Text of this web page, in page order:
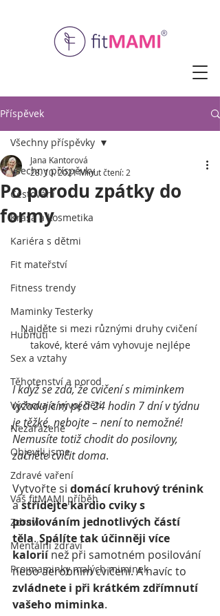
Příspěvek
Všechny příspěvky
Cestování
Krása a kosmetika
Kariéra s dětmi
Fit mateřství
Fitness trendy
Maminky Testerky
Hubnutí
Sex a vztahy
Těhotenství a porod
Výchova a vývoj dětí
Nezařazené
Objevili jsme
Zdravé vaření
Váš fitMAMI příběh
Zdraví
Mentální zdraví
Pro maminky malých miminek
Všechny příspěvky
Po porodu zpátky do
formy
Jana Kantorová
28. 10. 2021Minut čtení: 2
Najděte si mezi různými druhy cvičení
takové, které vám vyhovuje nejlépe
I když se zdá, že cvičení s miminkem
vyžadujícím péči 24 hodin 7 dní v týdnu
je těžké, nebojte – není to nemožné!
Nemusíte totiž chodit do posilovny,
začněte cvičit doma.
Vytvořte si domácí kruhový trénink
a střídejte kardio cviky s
posilováním jednotlivých částí
těla. Spálíte tak účinněji více
kalorií než při samotném posilování
nebo aerobním cvičení. A navíc to
zvládnete i při krátkém zdřímnutí
vašeho miminka.